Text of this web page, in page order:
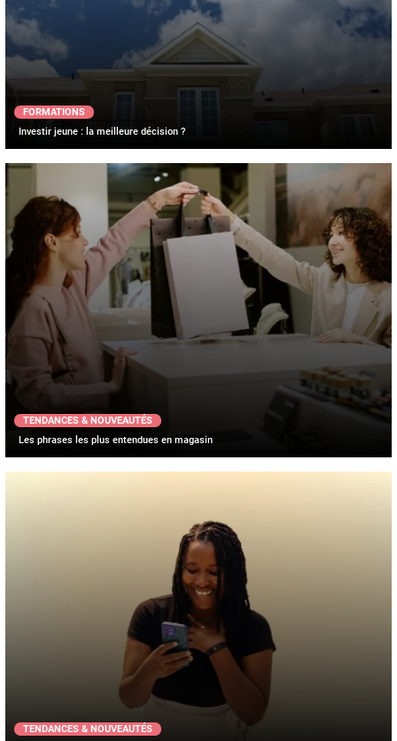
FORMATIONS
Investir jeune : la meilleure décision ?
TENDANCES & NOUVEAUTÉS
Les phrases les plus entendues en magasin
TENDANCES & NOUVEAUTÉS